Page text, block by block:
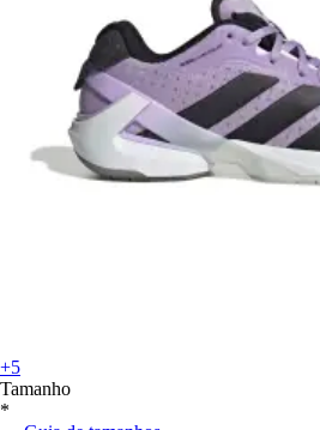
+5
Tamanho
*